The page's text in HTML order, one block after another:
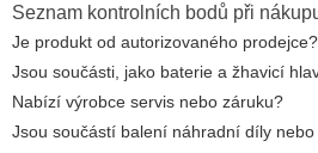
Seznam kontrolních bodů při
Je produkt od autorizovaného prodejce?
Jsou součásti, jako baterie a žhavicí
Nabízí výrobce servis nebo záruku?
Jsou součástí balení náhradní díly